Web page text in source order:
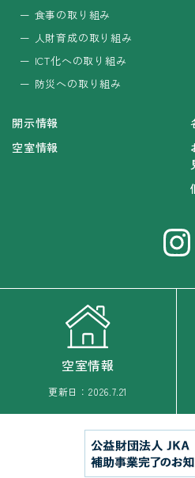
食事の取り組み
人財育成の取り組み
ICT化への取り組み
防災への取り組み
開示情報
空室情報
空室情報
更新日： 2026.7.21